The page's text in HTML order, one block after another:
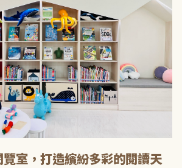
室，打造繽紛多彩的閱讀天